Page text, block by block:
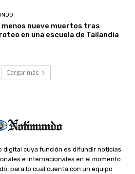
menos nueve muertos tras
en una escuela de Tailandia
Cargar más
digital cuya función es difundir noticias
e internacionales en el momento
para lo cual cuenta con un equipo